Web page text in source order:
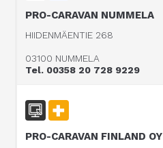
PRO-CARAVAN NUMMELA
HIIDENMÄENTIE 268
03100 NUMMELA
Tel. 00358 20 728 9229
PRO-CARAVAN FINLAND OY